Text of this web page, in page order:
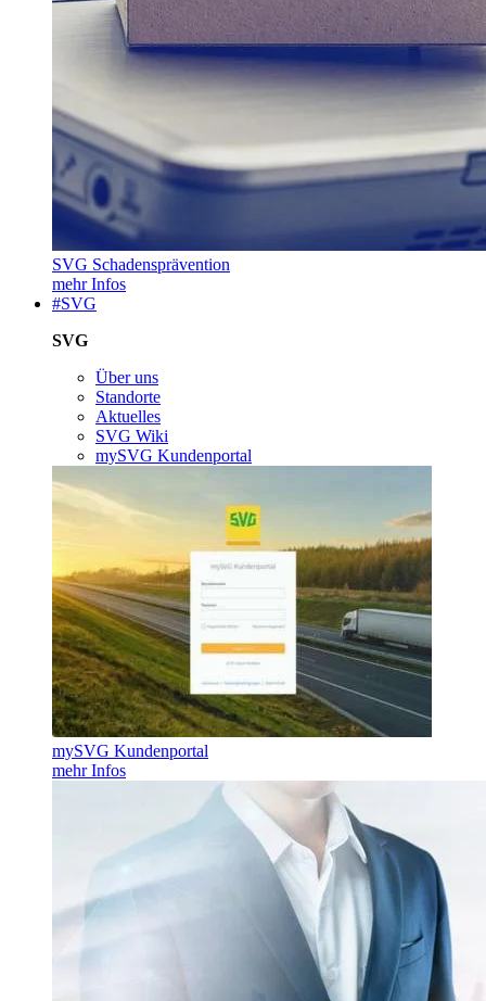
SVG Schadensprävention
mehr Infos
#SVG
SVG
Über uns
Standorte
Aktuelles
SVG Wiki
mySVG Kundenportal
mySVG Kundenportal
mehr Infos